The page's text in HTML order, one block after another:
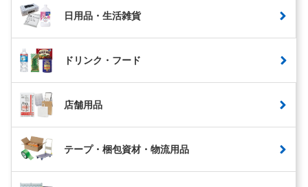
日用品・生活雑貨
ドリンク・フード
店舗用品
テープ・梱包資材・物流用品